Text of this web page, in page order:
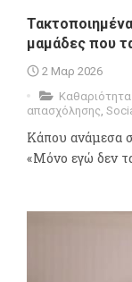
μαμάδες που
2 Μαρ 2026
Καθαριότητα
απασχόλησης
Κάπου ανάμεσα
«Μόνο εγώ δεν